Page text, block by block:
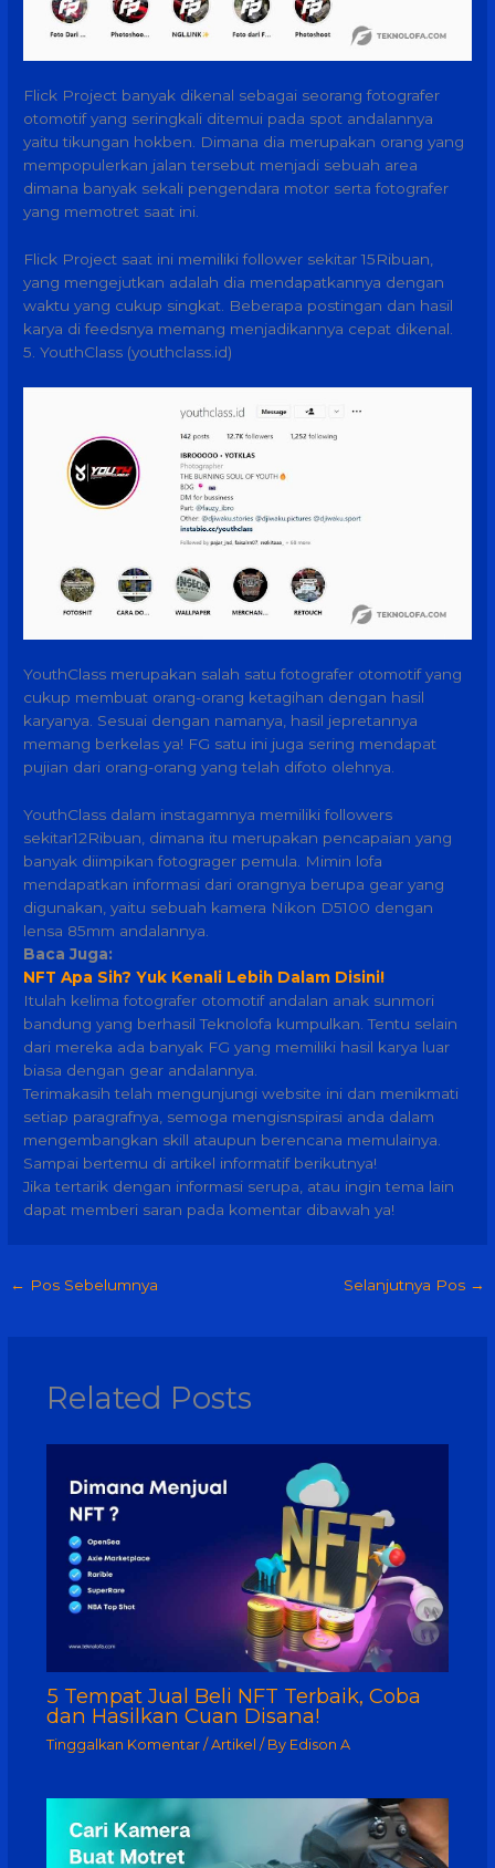
Flick Project banyak dikenal sebagai seorang fotografer
otomotif yang seringkali ditemui pada spot andalannya
yaitu tikungan hokben. Dimana dia merupakan orang yang
mempopulerkan jalan tersebut menjadi sebuah area
dimana banyak sekali pengendara motor serta fotografer
yang memotret saat ini.
Flick Project saat ini memiliki follower sekitar 15Ribuan,
yang mengejutkan adalah dia mendapatkannya dengan
waktu yang cukup singkat. Beberapa postingan dan hasil
karya di feedsnya memang menjadikannya cepat dikenal.
5. YouthClass (youthclass.id)
YouthClass merupakan salah satu fotografer otomotif yang
cukup membuat orang-orang ketagihan dengan hasil
karyanya. Sesuai dengan namanya, hasil jepretannya
memang berkelas ya! FG satu ini juga sering mendapat
pujian dari orang-orang yang telah difoto olehnya.
YouthClass dalam instagamnya memiliki followers
sekitar12Ribuan, dimana itu merupakan pencapaian yang
banyak diimpikan fotograger pemula. Mimin lofa
mendapatkan informasi dari orangnya berupa gear yang
digunakan, yaitu sebuah kamera Nikon D5100 dengan
lensa 85mm andalannya.
Baca Juga:
NFT Apa Sih? Yuk Kenali Lebih Dalam Disini!
Itulah kelima fotografer otomotif andalan anak sunmori
bandung yang berhasil Teknolofa kumpulkan. Tentu selain
dari mereka ada banyak FG yang memiliki hasil karya luar
biasa dengan gear andalannya.
Terimakasih telah mengunjungi website ini dan menikmati
setiap paragrafnya, semoga mengisnspirasi anda dalam
mengembangkan skill ataupun berencana memulainya.
Sampai bertemu di artikel informatif berikutnya!
Jika tertarik dengan informasi serupa, atau ingin tema lain
dapat memberi saran pada komentar dibawah ya!
← Pos Sebelumnya Selanjutnya Pos →
Related Posts
5 Tempat Jual Beli NFT Terbaik, Coba
dan Hasilkan Cuan Disana!
Tinggalkan Komentar / Artikel / By Edison A